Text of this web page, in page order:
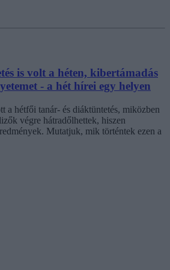
is volt a héten, kibertámadás
- a hét hírei egy helyen
a hétfői tanár- és diáktüntetés, miközben
végre hátradőlhettek, hiszen
Mutatjuk, mik történtek ezen a